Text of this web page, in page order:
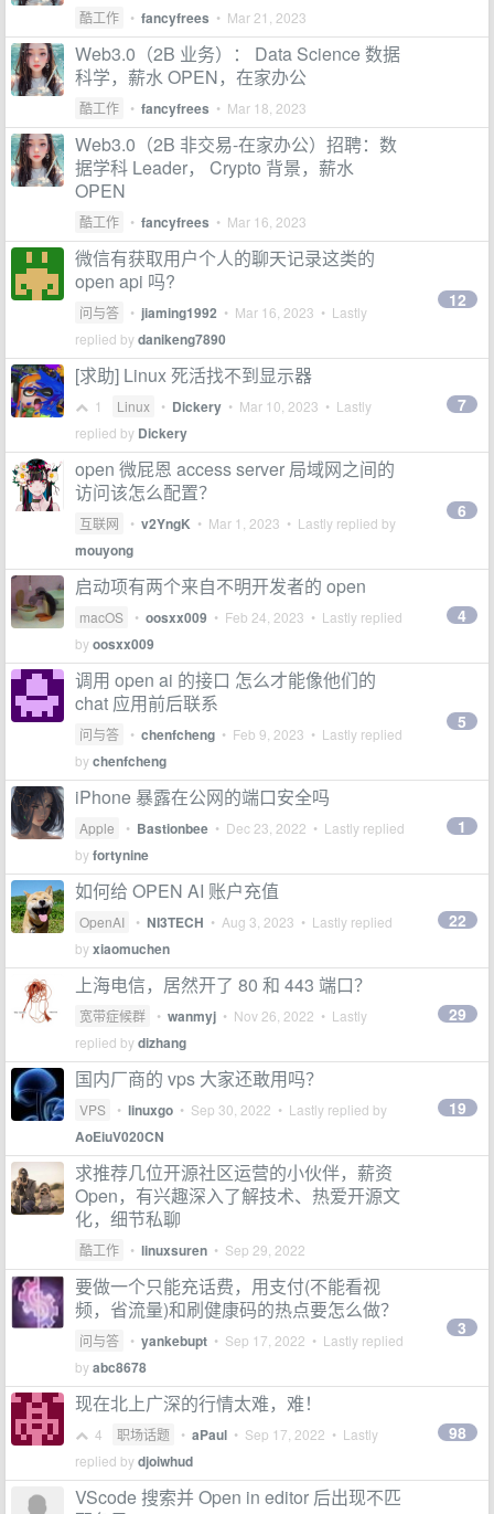
酷工作 • fancyfrees • Mar 21, 2023
Web3.0（2B 业务）： Data Science 数据
科学，薪水 OPEN，在家办公
酷工作 • fancyfrees • Mar 18, 2023
Web3.0（2B 非交易-在家办公）招聘：数
据学科 Leader， Crypto 背景，薪水
OPEN
酷工作 • fancyfrees • Mar 16, 2023
微信有获取用户个人的聊天记录这类的
open api 吗?
问与答 • jiaming1992 • Mar 16, 2023 • Lastly
replied bydanikeng7890
12
[求助] Linux 死活找不到显示器
1 Linux • Dickery • Mar 10, 2023 • Lastly
replied by Dickery
7
open 微屁恩 access server 局域网之间的
访问该怎么配置？
互联网 • v2YngK • Mar 1, 2023 • Lastly replied by
mouyong
6
启动项有两个来自不明开发者的 open
macOS • oosxx009 • Feb 24, 2023 • Lastly replied
byoosxx009
4
调用 open ai 的接口 怎么才能像他们的
chat 应用前后联系
问与答 • chenfcheng • Feb 9, 2023 • Lastly replied
bychenfcheng
5
iPhone 暴露在公网的端口安全吗
Apple • Bastionbee • Dec 23, 2022 • Lastly replied
byfortynine
1
如何给 OPEN AI 账户充值
OpenAI • NI3TECH • Aug 3, 2023 • Lastly replied
byxiaomuchen
22
上海电信，居然开了 80 和 443 端口？
宽带症候群 • wanmyj • Nov 26, 2022 • Lastly
replied bydizhang
29
国内厂商的 vps 大家还敢用吗？
VPS • linuxgo • Sep 30, 2022 • Lastly replied by
AoEiuV020CN
19
求推荐几位开源社区运营的小伙伴，薪资
Open，有兴趣深入了解技术、热爱开源文
化，细节私聊
酷工作 • linuxsuren • Sep 29, 2022
要做一个只能充话费，用支付(不能看视
频，省流量)和刷健康码的热点要怎么做？
问与答 • yankebupt • Sep 17, 2022 • Lastly replied
byabc8678
3
现在北上广深的行情太难，难！
4 职场话题 • aPaul • Sep 17, 2022 • Lastly
replied bydjoiwhud
98
VScode 搜索并 Open in editor 后出现不匹